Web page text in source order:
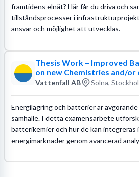
framtidens elnät? Här får du driva och
tillståndsprocesser i
ansvar och möjlighet att utvecklas.
Thesis Work – Improved
on new Chemistries and/
systems
Vattenfall AB Solna,
Energilagring och batterier är
samhälle. I detta examensarbete
batterikemier och hur de kan integreras
energimarknader genom avancerad